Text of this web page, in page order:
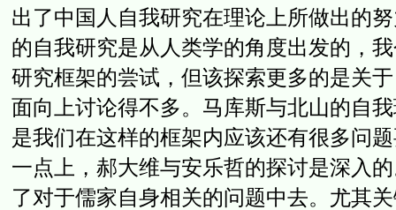
出了中国人自我研究在理论上所做出的
的自我研究是从人类学的角度出发的，
研究框架的尝试，但该探索更多的是关
面向上讨论得不多。马库斯与北山的自
是我们在这样的框架内应该还有很多问
一点上，郝大维与安乐哲的探讨是深入
了对于儒家自身相关的问题中去。尤其